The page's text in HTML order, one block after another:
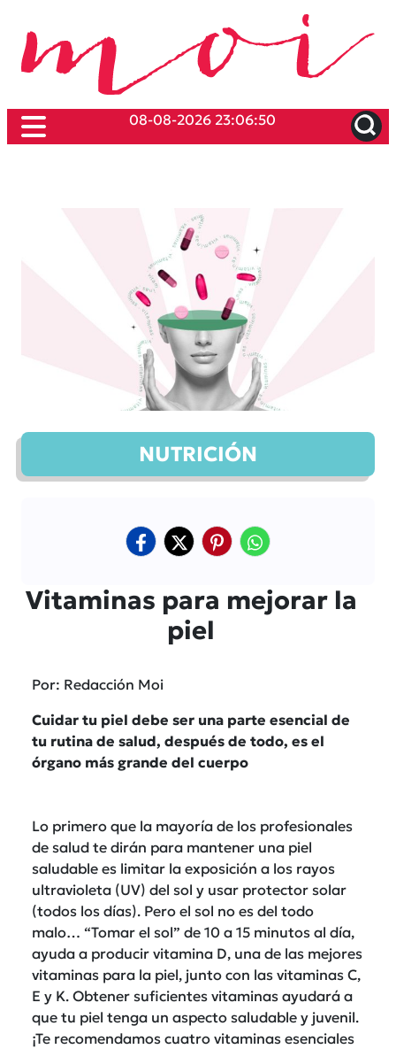
08-08-2026 23:06:50
NUTRICIÓN
Vitaminas para mejorar la
piel
Por: Redacción Moi
Cuidar tu piel debe ser una parte esencial de
tu rutina de salud, después de todo, es el
órgano más grande del cuerpo
Lo primero que la mayoría de los profesionales
de salud te dirán para mantener una piel
saludable es limitar la exposición a los rayos
ultravioleta (UV) del sol y usar protector solar
(todos los días). Pero el sol no es del todo
malo… “Tomar el sol” de 10 a 15 minutos al día,
ayuda a producir vitamina D, una de las mejores
vitaminas para la piel, junto con las vitaminas C,
E y K. Obtener suficientes vitaminas ayudará a
que tu piel tenga un aspecto saludable y juvenil.
¡Te recomendamos cuatro vitaminas esenciales